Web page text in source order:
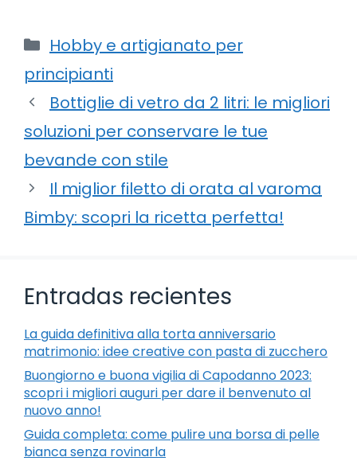
Categorie
Hobby e artigianato per
principianti
Bottiglie di vetro da 2 litri: le migliori
soluzioni per conservare le tue
bevande con stile
Il miglior filetto di orata al varoma
Bimby: scopri la ricetta perfetta!
Entradas recientes
La guida definitiva alla torta anniversario
matrimonio: idee creative con pasta di zucchero
Buongiorno e buona vigilia di Capodanno 2023:
scopri i migliori auguri per dare il benvenuto al
nuovo anno!
Guida completa: come pulire una borsa di pelle
bianca senza rovinarla